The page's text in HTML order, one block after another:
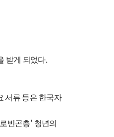
받게 되었다.
서류 등은 한국자
빈곤층’ 청년의